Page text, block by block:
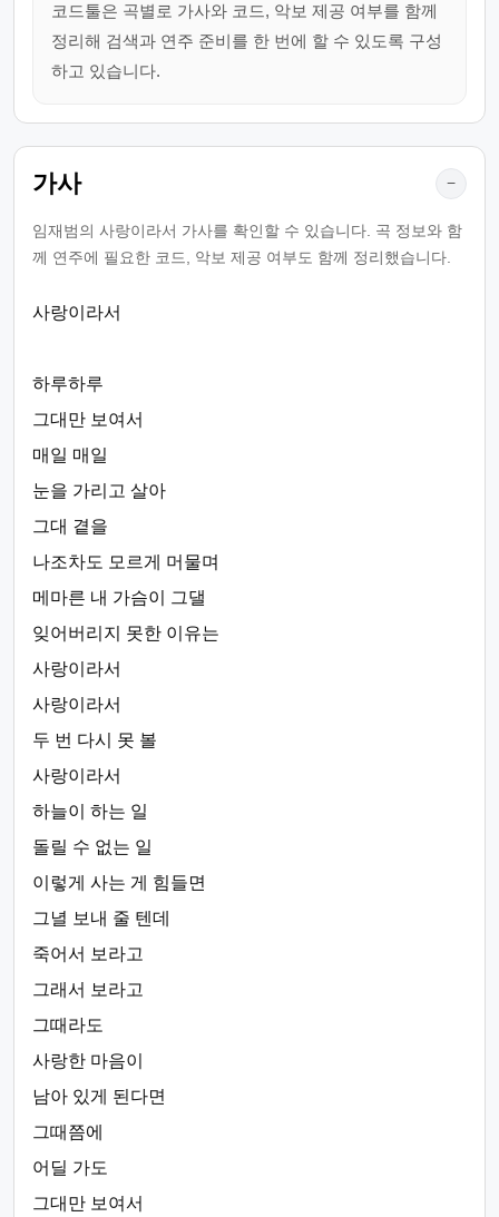
코드툴은 곡별로 가사와 코드, 악보 제공 여부를 함께
정리해 검색과 연주 준비를 한 번에 할 수 있도록 구성
하고 있습니다.
가사 −
임재범의 사랑이라서 가사를 확인할 수 있습니다. 곡 정보와 함
께 연주에 필요한 코드, 악보 제공 여부도 함께 정리했습니다.
사랑이라서
하루하루
그대만 보여서
매일 매일
눈을 가리고 살아
그대 곁을
나조차도 모르게 머물며
메마른 내 가슴이 그댈
잊어버리지 못한 이유는
사랑이라서
사랑이라서
두 번 다시 못 볼
사랑이라서
하늘이 하는 일
돌릴 수 없는 일
이렇게 사는 게 힘들면
그녈 보내 줄 텐데
죽어서 보라고
그래서 보라고
그때라도
사랑한 마음이
남아 있게 된다면
그때쯤에
어딜 가도
그대만 보여서